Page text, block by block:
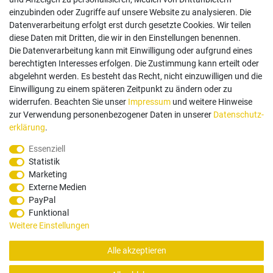
Follow us
Zahlungsarten
Paypal
Versand Dienstleister
© Copyright 2026 Santec Systems AG
einzubinden oder Zugriffe auf unsere Website zu analysieren. Die
Datenverarbeitung erfolgt erst durch gesetzte Cookies. Wir teilen
diese Daten mit Dritten, die wir in den Einstellungen benennen.
Die Datenverarbeitung kann mit Einwilligung oder aufgrund eines
berechtigten Interesses erfolgen. Die Zustimmung kann erteilt oder
abgelehnt werden. Es besteht das Recht, nicht einzuwilligen und die
Einwilligung zu einem späteren Zeitpunkt zu ändern oder zu
widerrufen. Beachten Sie unser Impressum und weitere Hinweise
zur Verwendung personenbezogener Daten in unserer Daten­schutz­
erklärung.
Essenziell
Statistik
Marketing
Externe Medien
PayPal
Funktional
Weitere Einstellungen
Alle akzeptieren